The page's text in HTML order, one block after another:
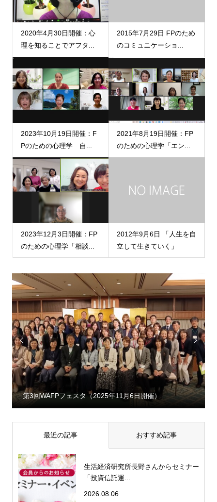
2020年4月30日開催：心
理を知ることでアフタ...
2015年7月29日 FPのため
のコミュニケーショ...
2023年10月19日開催：F
Pのための心理学 自...
2021年8月19日開催：FP
のための心理学「エン...
2023年12月3日開催：FP
のための心理学「相談...
2012年9月6日 「人生を自
立して生きていく」

第3回WAFPフェスタ（2025年11月6日開催）

最近の記事 おすすめ記事
生活経済研究所長野さんからセミナー
「投資信託運...
2026.08.06